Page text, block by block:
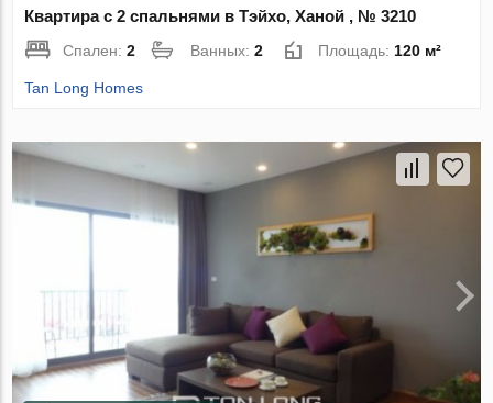
Квартира с 2 спальнями в Тэйхо, Ханой , № 3210
Спален:2 Ванных:2 Площадь:120 м²
Tan Long Homes